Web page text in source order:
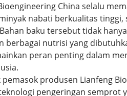
China selalu
nabati berkualitas
baku tersebut tidak
berbagai nutrisi yang
peran penting dalam
produsen Lianfeng
pengeringan semprot